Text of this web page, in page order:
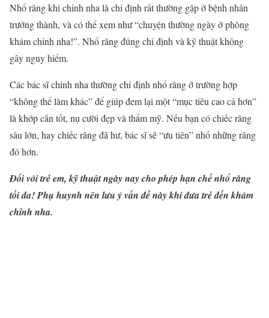
Nhổ răng khi chỉnh nha là chỉ định rất thường gặp ở bệnh nhân
trưởng thành, và có thể xem như “chuyện thường ngày ở phòng
khámchỉnh nha!”. Nhổ răng đúng chỉ định và kỹ thuật không
gây nguy hiểm.
Các bác sĩchỉnh nha thường chỉ định nhổ răng ở trường hợp
“không thể làm khác” để giúp đem lại một “mục tiêu cao cả hơn”
là khớp cắn tốt, nụ cười đẹp và thẩm mỹ. Nếu bạn có chiếc răng
sâu lớn, hay chiếc răng đã hư, bác sĩ sẽ “ưu tiên” nhổ những răng
đó hơn.
Đối với trẻ em, kỹ thuật ngày nay cho phép hạn chế nhổ răng
tối đa! Phụ huynh nên lưu ý vấn đề này khi đưa trẻ đến khám
chỉnh nha.